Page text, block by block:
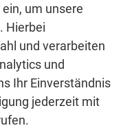
Fahrertür
Box""
hinten (3
um unsere
Hierbei
und verarbeiten
und
Ihr Einverständnis
jederzeit mit